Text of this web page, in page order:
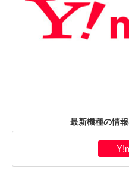
最新機種の情